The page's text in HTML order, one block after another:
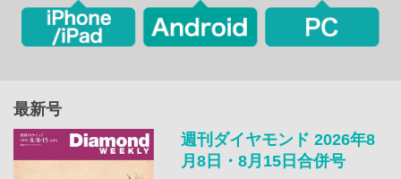
最新号
週刊ダイヤモンド 2026年8
月8日・8月15日合併号